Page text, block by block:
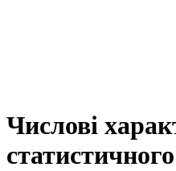
Числові